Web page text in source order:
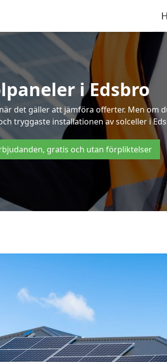
i Edsbro
det gäller att jämföra offerter. Men om
tryggaste installationen av solceller i
gratis och utan förpliktelser